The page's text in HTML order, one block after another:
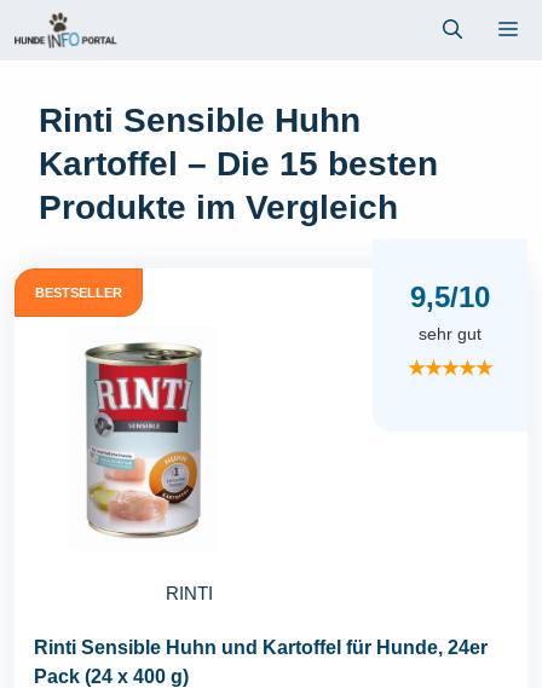
Inhalt
Rinti Sensible Huhn
Kartoffel – Die 15 besten
Produkte im Vergleich
BESTSELLER
RINTI
9,5/10
sehr gut
★★★★★
Rinti Sensible Huhn und Kartoffel für Hunde, 24er
Pack (24 x 400 g)